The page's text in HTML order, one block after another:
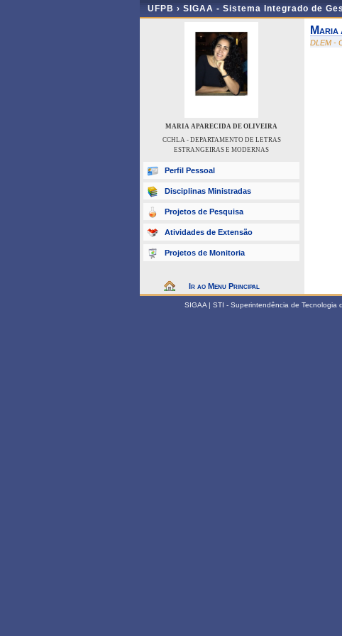
UFPB › SIGAA - Sistema Integrado de
MARIA APARECIDA DE OLIVEIRA
CCHLA - DEPARTAMENTO DE LETRAS
ESTRANGEIRAS E MODERNAS
Perfil Pessoal
Disciplinas Ministradas
Projetos de Pesquisa
Atividades de Extensão
Projetos de Monitoria
Ir ao Menu Principal
Maria
DLEM -
SIGAA | STI - Superintendência de